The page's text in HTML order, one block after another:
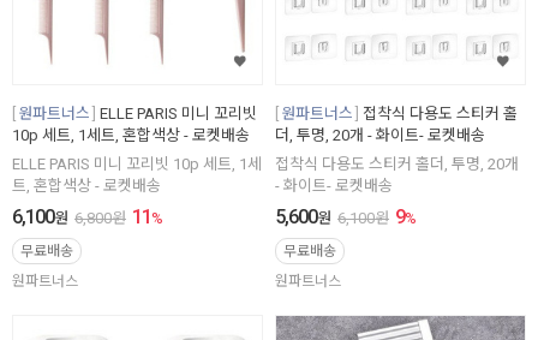
원파트너스 ELLE PARIS 미니 꼬리빗
10p 세트, 1세트, 혼합색상 - 로켓배송
ELLE PARIS 미니 꼬리빗 10p 세트, 1세
트, 혼합색상 - 로켓배송
6,100원 6,800원 11 %
무료배송
원파트너스
원파트너스
접착식 다용도 스티커 홀
더, 투명, 20개 - 화이트- 로켓배송
접착식 다용도 스티커 홀더, 투명, 20개
- 화이트- 로켓배송
5,600원 6,100원 9%
무료배송
원파트너스